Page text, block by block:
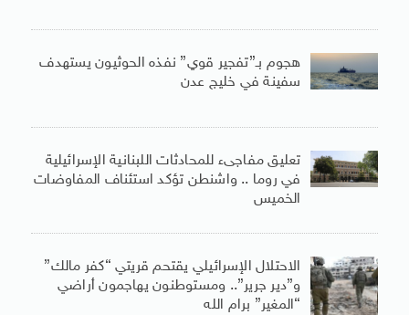
هجوم بـ”تفجير قوي” نفذه الحوثيون يستهدف
سفينة في خليج عدن
تعليق مفاجىء للمحادثات اللبنانية الإسرائيلية
في روما .. واشنطن تؤكد استئناف المفاوضات
الخميس
الاحتلال الإسرائيلي يقتحم قريتي “كفر مالك”
و”دير جرير”.. ومستوطنون يهاجمون أراضي
“المغير” برام الله